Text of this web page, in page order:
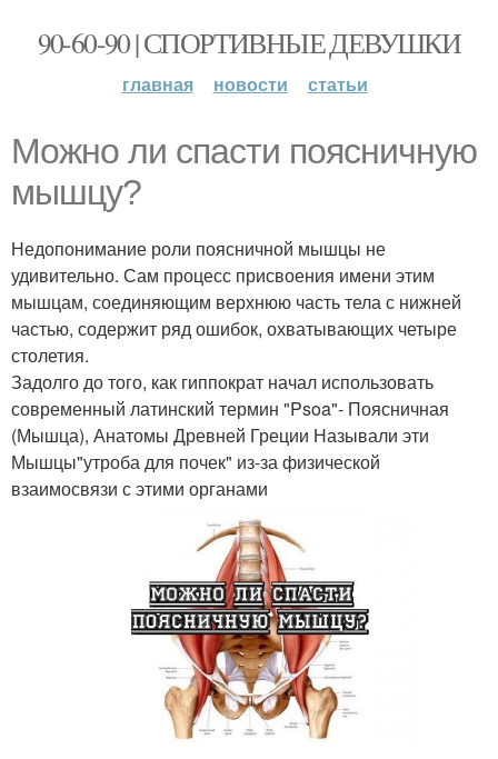
90-60-90 | СПОРТИВНЫЕ ДЕВУШКИ
главная новости статьи
Можно ли спасти поясничную
мышцу?
Недопонимание роли поясничной мышцы не
удивительно. Сам процесс присвоения имени этим
мышцам, соединяющим верхнюю часть тела с нижней
частью, содержит ряд ошибок, охватывающих четыре
столетия.
Задолго до того, как гиппократ начал использовать
современный латинский термин "Psoa"- Поясничная
(Мышца), Анатомы Древней Греции Называли эти
Мышцы"утроба для почек" из-за физической
взаимосвязи с этими органами